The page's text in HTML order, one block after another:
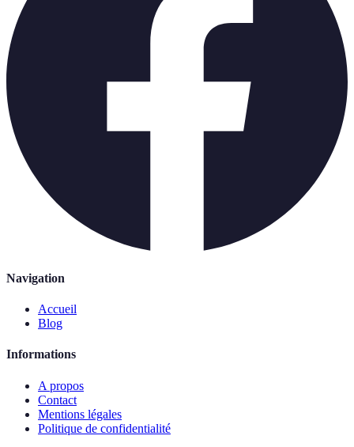
Navigation
Accueil
Blog
Informations
A propos
Contact
Mentions légales
Politique de confidentialité